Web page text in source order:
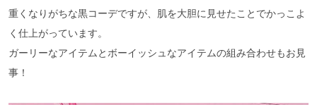
重くなりがちな黒コーデですが、肌を大胆に見せたことでかっこよ
く仕上がっています。
ガーリーなアイテムとボーイッシュなアイテムの組み合わせもお見
事！